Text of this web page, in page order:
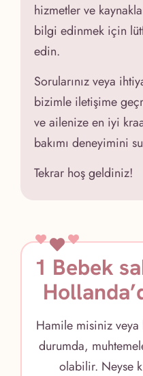
hizmetler ve
bilgi edinmek için
edin.
Sorularınız veya
bizimle iletişime
ve ailenize en iyi
bakımı deneyimini
Tekrar hoş geldiniz!
1 Bebek
Hamile misiniz
durumda,
olabilir. Neyse